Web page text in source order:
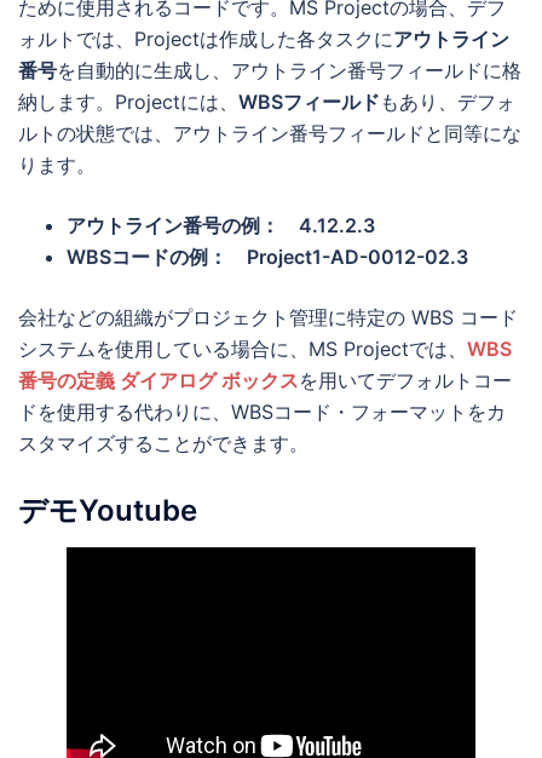
ために使用されるコードです。MS Projectの場合、デフ
ォルトでは、Projectは作成した各タスクにアウトライン
番号を自動的に生成し、アウトライン番号フィールドに格
納します。Projectには、 WBSフィールド もあり、デフォ
ルトの状態では、アウトライン番号フィールドと同等にな
ります。
アウトライン番号の例： 4.12.2.3
WBSコードの例： Project1-AD-0012-02.3
会社などの組織がプロジェクト管理に特定の WBS コード
システムを使用している場合に、MS Projectでは、 WBS
番号の定義 ダイアログ ボックスを用いてデフォルトコー
ドを使用する代わりに、WBSコード・フォーマットをカ
スタマイズすることができます。
デモYoutube